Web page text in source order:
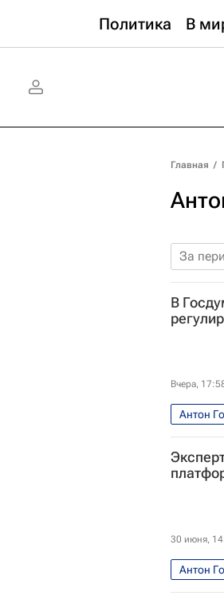
Политика В
Главная /
За
В
Вчера,
Антон
30 июня,
Антон